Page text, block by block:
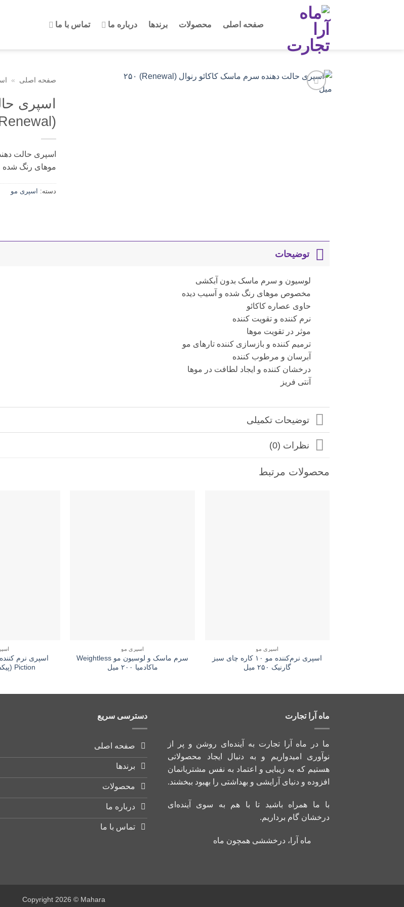
صفحه اصلی محصولات برندها درباره ما تماس با ما
صفحه اصلی »
اسپری
(Renewal) ۲۵۰ میل
موهای رنگ شده
دسته: اسپری مو
توضیحات
لوسیون و سرم ماسک بدون آبکشی
مخصوص موهای رنگ شده و آسیب دیده
حاوی عصاره کاکائو
نرم کننده و تقویت کننده
موثر در تقویت موها
ترمیم کننده و بازسازی کننده تارهای مو
آبرسان و مرطوب کننده
درخشان کننده و ایجاد لطافت در موها
آنتی فریز
توضیحات تکمیلی
نظرات (0)
محصولات مرتبط
اسپری مو
اسپری نرم‌کننده مو ۱۰ کاره چای سبز
گارنیک ۲۵۰ میل
اسپری مو
سرم ماسک و لوسیون مو Weightless
ماکادمیا ۲۰۰ میل
Piction (پیکشن) ۲۵۰ میل
ماه آرا تجارت
ما در ماه آرا تجارت به آینده‌ای روشن و پر از
نوآوری امیدواریم و به دنبال ایجاد محصولاتی
هستیم که به زیبایی و اعتماد به نفس مشتریانمان
افزوده و دنیای آرایشی و بهداشتی را بهبود ببخشند.
با ما همراه باشید تا با هم به سوی آینده‌ای
درخشان گام برداریم.
ماه آرا، درخششی همچون ماه
دسترسی سریع
صفحه اصلی
برندها
محصولات
درباره ما
تماس با ما
Copyright 2026 © Mahara